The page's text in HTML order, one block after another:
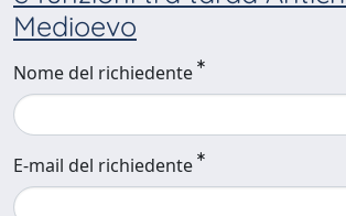
Medioevo
Nome del richiedente
E-mail del richiedente